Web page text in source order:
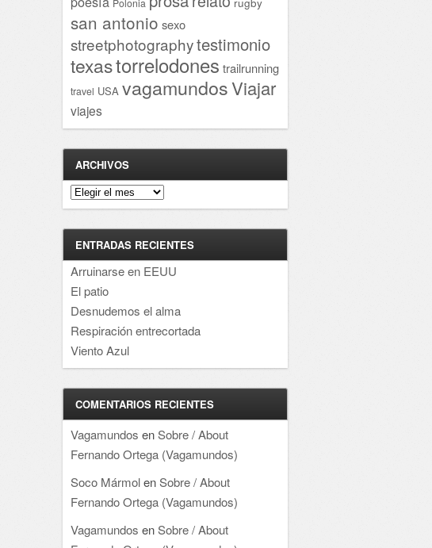
san antonio sexo
streetphotographytestimonio
texastorrelodones trailrunning
travel USA vagamundosViajar
viajes
ARCHIVOS
Archivos
ENTRADAS RECIENTES
Arruinarse en EEUU
El patio
Desnudemos el alma
Respiración entrecortada
Viento Azul
COMENTARIOS RECIENTES
Vagamundos enSobre / About
Fernando Ortega (Vagamundos)
Soco MármolenSobre / About
Fernando Ortega (Vagamundos)
Vagamundos enSobre / About